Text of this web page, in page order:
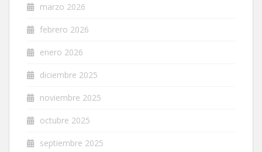
marzo 2026
febrero 2026
enero 2026
diciembre 2025
noviembre 2025
octubre 2025
septiembre 2025